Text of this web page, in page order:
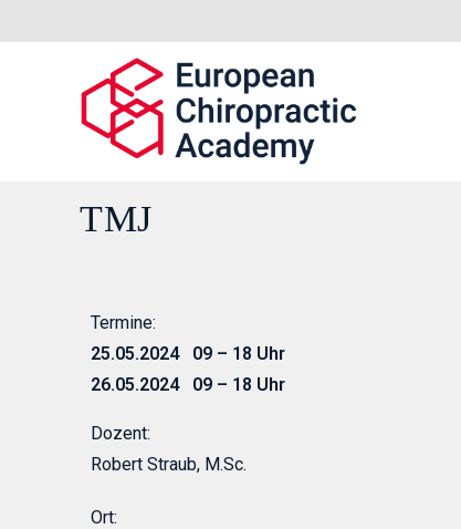
TMJ
Termine:
25.05.2024 09 – 18 Uhr
26.05.2024 09 – 18 Uhr
Dozent:
Robert Straub, M.Sc.
Ort: